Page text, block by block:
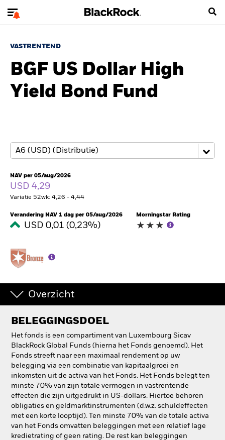
VASTRENTEND
BGF US Dollar High
Yield Bond Fund
NAV per 05/aug/2026
USD 4,29
Variatie 52wk: 4,26 - 4,44
Verandering NAV 1 dag per 05/aug/2026
USD 0,01 (0,23%)
Morningstar Rating
Overzicht
BELEGGINGSDOEL
Het fonds is een compartiment van Luxembourg Sicav
BlackRock Global Funds (hierna het Fonds genoemd). Het
Fonds streeft naar een maximaal rendement op uw
belegging via een combinatie van kapitaalgroei en
inkomsten uit de activa van het Fonds. Het Fonds belegt ten
minste 70% van zijn totale vermogen in vastrentende
effecten die zijn uitgedrukt in US-dollars. Hiertoe behoren
obligaties en geldmarktinstrumenten (d.w.z. schuldeffecten
met een korte looptijd). Ten minste 70% van de totale activa
van het Fonds omvatten beleggingen met een relatief lage
kredietrating of geen rating. De rest kan beleggingen